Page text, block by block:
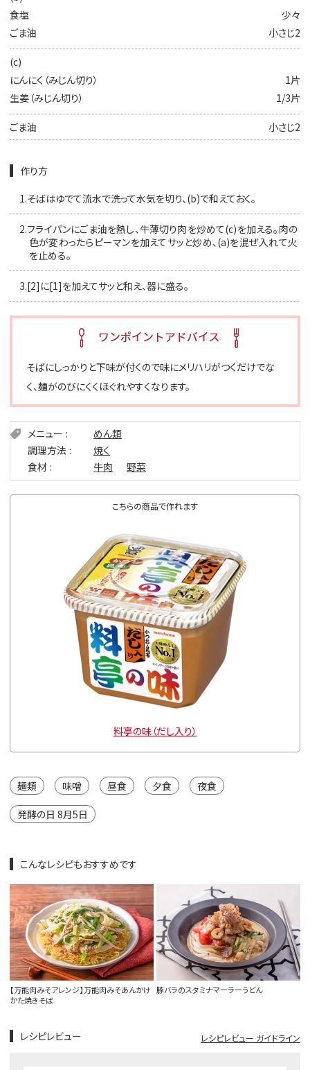
食塩
少々
ごま油
小さじ2
(c)
にんにく（みじん切り）
1片
生姜（みじん切り）
1/3片
ごま油 小さじ2
作り方
1.そばはゆでて流水で洗って水気を切り、(b)で和えておく。
2.フライパンにごま油を熱し、牛薄切り肉を炒めて(c)を加える。肉の
色が変わったらピーマンを加えてサッと炒め、(a)を混ぜ入れて火
を止める。
3.[2]に[1]を加えてサッと和え、器に盛る。
そばにしっかりと下味が付くので味にメリハリがつくだけでな
く、麺がのびにくくほぐれやすくなります。
メニュー
めん類
調理方法
焼く
食材
牛肉 野菜
こちらの商品で作れます
料亭の味（だし入り）
麺類 味噌 昼食 夕食 夜食
発酵の日 8月5日
こんなレシピもおすすめです
【万能肉みそアレンジ】万能肉みそあんかけ
かた焼きそば
豚バラのスタミナマーラーうどん
レシピレビュー レシピレビュー ガイドライン